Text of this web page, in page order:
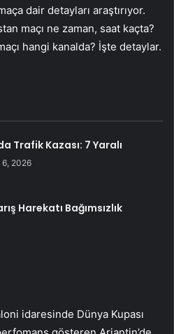
dair detayları araştırıyor.
maçı ne zaman, saat kaçta?
hangi kanalda? İşte detaylar.
Trafik Kazası: 7 Yaralı
6, 2026
Harekatı Bağımsızlık
idaresinde Dünya Kupası